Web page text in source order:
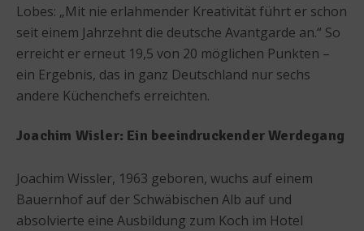
Lobes: „Mit nie erlahmender Kreativität führt er schon
seit einem Jahrzehnt die deutsche Avantgarde an.“ So
erreicht er erneut 19,5 von 20 möglichen Punkten –
ein Ergebnis, das in ganz Deutschland nur sechs
andere Küchenchefs erreichten.
Joachim Wisler: Ein beeindruckender Werdegang
Joachim Wissler, 1963 geboren, wuchs auf einem
Bauernhof auf der Schwäbischen Alb auf und
absolvierte eine Ausbildung zum Koch im Hotel